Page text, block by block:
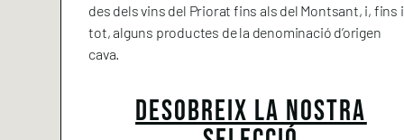
des dels vins del Priorat fins als del Montsant, i, fins i
tot, alguns productes de la denominació d’origen
cava.
DESOBREIX LA NOSTRA